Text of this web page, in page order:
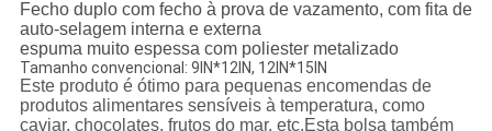
Fecho duplo com fecho à prova de vazamento, com fita de
auto-selagem interna e externa
espuma muito espessa com poliester metalizado
Tamanho convencional: 9IN*12IN, 12IN*15IN
Este produto é ótimo para pequenas encomendas de
produtos alimentares sensíveis à temperatura, como
caviar, chocolates, frutos do mar, etc.Esta bolsa também